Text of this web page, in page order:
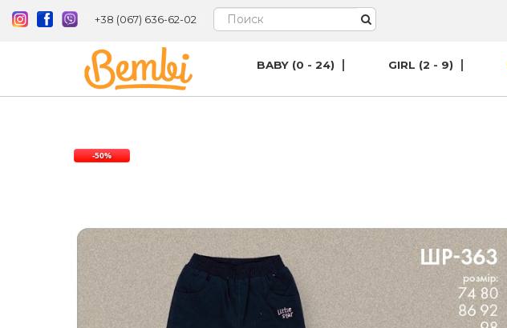
+38 (067) 636-62-02
BABY (0 - 24) GIRL (2 - 9)
-50%